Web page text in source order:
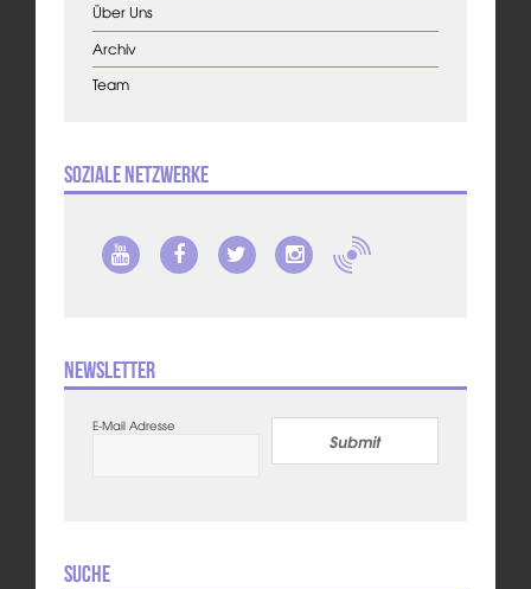
Über Uns
Archiv
Team
Soziale Netzwerke
Newsletter
E-Mail Adresse
Submit
Suche